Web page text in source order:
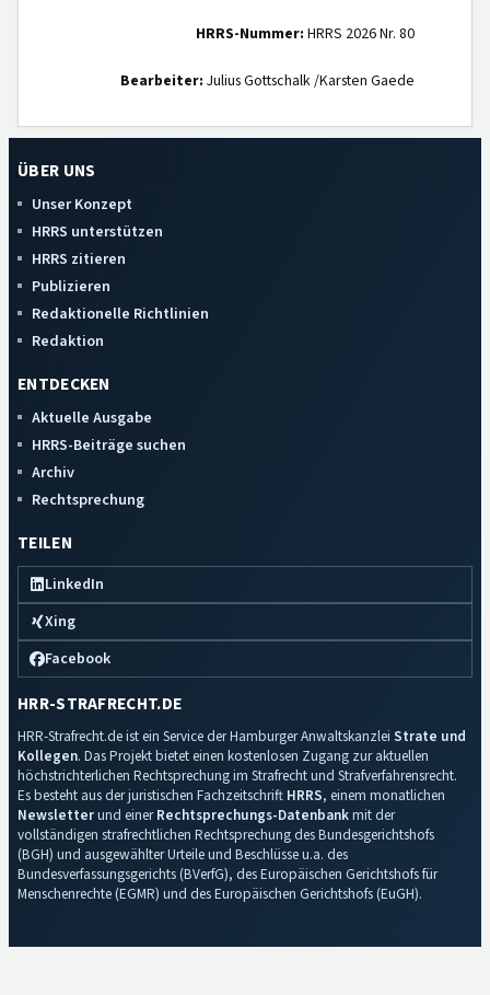
HRRS-Nummer: HRRS 2026 Nr. 80
Bearbeiter: Julius Gottschalk /Karsten Gaede
ÜBER UNS
Unser Konzept
HRRS unterstützen
HRRS zitieren
Publizieren
Redaktionelle Richtlinien
Redaktion
ENTDECKEN
Aktuelle Ausgabe
HRRS-Beiträge suchen
Archiv
Rechtsprechung
TEILEN
LinkedIn
Xing
Facebook
HRR-STRAFRECHT.DE
HRR-Strafrecht.de ist ein Service der Hamburger Anwaltskanzlei Strate und
Kollegen. Das Projekt bietet einen kostenlosen Zugang zur aktuellen
höchstrichterlichen Rechtsprechung im Strafrecht und Strafverfahrensrecht.
Es besteht aus der juristischen Fachzeitschrift HRRS, einem monatlichen
Newsletterund einerRechtsprechungs-Datenbankmit der
vollständigen strafrechtlichen Rechtsprechung des Bundesgerichtshofs
(BGH) und ausgewählter Urteile und Beschlüsse u.a. des
Bundesverfassungsgerichts (BVerfG), des Europäischen Gerichtshofs für
Menschenrechte (EGMR) und des Europäischen Gerichtshofs (EuGH).